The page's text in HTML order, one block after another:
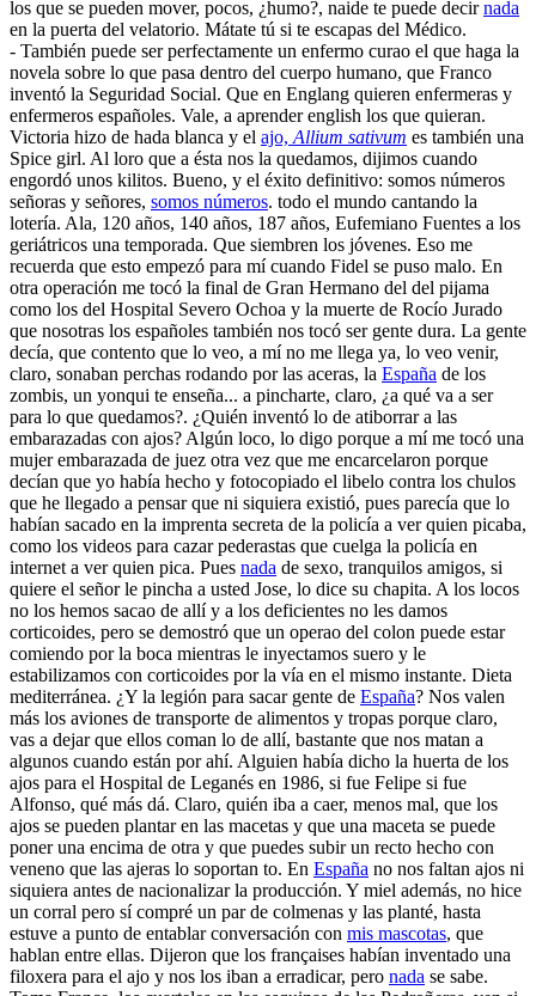
los que se pueden mover, pocos, ¿humo?, naide te puede decirnada
en la puerta del velatorio. Mátate tú si te escapas del Médico.
- También puede ser perfectamente un enfermo curao el que haga la
novela sobre lo que pasa dentro del cuerpo humano, que Franco
inventó la Seguridad Social. Que en Englang quieren enfermeras y
enfermeros españoles. Vale, a aprender english los que quieran.
Victoria hizo de hada blanca y el ajo, Allium sativum es también una
Spice girl. Al loro que a ésta nos la quedamos, dijimos cuando
engordó unos kilitos. Bueno, y el éxito definitivo: somos números
señoras y señores, somos números. todo el mundo cantando la
lotería. Ala, 120 años, 140 años, 187 años, Eufemiano Fuentes a los
geriátricos una temporada. Que siembren los jóvenes. Eso me
recuerda que esto empezó para mí cuando Fidel se puso malo. En
otra operación me tocó la final de Gran Hermano del del pijama
como los del Hospital Severo Ochoa y la muerte de Rocío Jurado
que nosotras los españoles también nos tocó ser gente dura. La gente
decía, que contento que lo veo, a mí no me llega ya, lo veo venir,
claro, sonaban perchas rodando por las aceras, la España de los
zombis, un yonqui te enseña... a pincharte, claro, ¿a qué va a ser
para lo que quedamos?. ¿Quién inventó lo de atiborrar a las
embarazadas con ajos? Algún loco, lo digo porque a mí me tocó una
mujer embarazada de juez otra vez que me encarcelaron porque
decían que yo había hecho y fotocopiado el libelo contra los chulos
que he llegado a pensar que ni siquiera existió, pues parecía que lo
habían sacado en la imprenta secreta de la policía a ver quien picaba,
como los videos para cazar pederastas que cuelga la policía en
internet a ver quien pica. Pues nada de sexo, tranquilos amigos, si
quiere el señor le pincha a usted Jose, lo dice su chapita. A los locos
no los hemos sacao de allí y a los deficientes no les damos
corticoides, pero se demostró que un operao del colon puede estar
comiendo por la boca mientras le inyectamos suero y le
estabilizamos con corticoides por la vía en el mismo instante. Dieta
mediterránea. ¿Y la legión para sacar gente de España? Nos valen
más los aviones de transporte de alimentos y tropas porque claro,
vas a dejar que ellos coman lo de allí, bastante que nos matan a
algunos cuando están por ahí. Alguien había dicho la huerta de los
ajos para el Hospital de Leganés en 1986, si fue Felipe si fue
Alfonso, qué más dá. Claro, quién iba a caer, menos mal, que los
ajos se pueden plantar en las macetas y que una maceta se puede
poner una encima de otra y que puedes subir un recto hecho con
veneno que las ajeras lo soportan to. En España no nos faltan ajos ni
siquiera antes de nacionalizar la producción. Y miel además, no hice
un corral pero sí compré un par de colmenas y las planté, hasta
estuve a punto de entablar conversación con mis mascotas, que
hablan entre ellas. Dijeron que los françaises habían inventado una
filoxera para el ajo y nos los iban a erradicar, pero nada se sabe.